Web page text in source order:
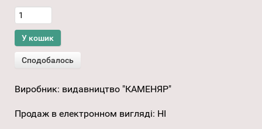
Виробник: видавництво "КАМЕНЯР"
Продаж в електронном вигляді: НІ